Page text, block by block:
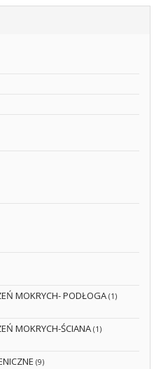
MOKRYCH- PODŁOGA (1)
MOKRYCH-ŚCIANA (1)
(9)